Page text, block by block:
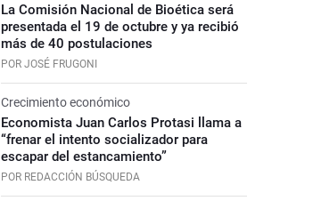
La Comisión Nacional de Bioética será
presentada el 19 de octubre y ya recibió
más de 40 postulaciones
POR JOSÉ FRUGONI
Crecimiento económico
Economista Juan Carlos Protasi llama a
“frenar el intento socializador para
escapar del estancamiento”
POR REDACCIÓN BÚSQUEDA